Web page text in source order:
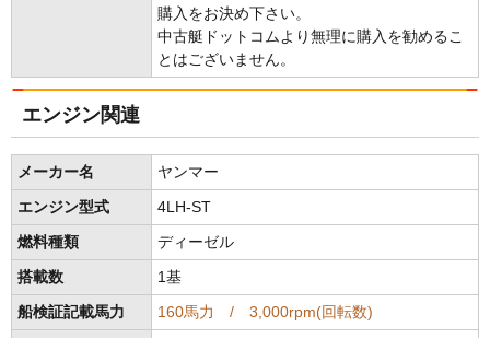
購入をお決め下さい。
中古艇ドットコムより無理に購入を勧めるこ
とはございません。
エンジン関連
メーカー名 ヤンマー
エンジン型式 4LH-ST
燃料種類 ディーゼル
搭載数 1基
船検証記載馬力 160馬力 / 3,000rpm(回転数)